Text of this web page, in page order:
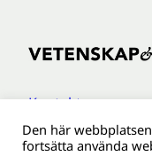
Kontakt
Den här
fortsätta använda